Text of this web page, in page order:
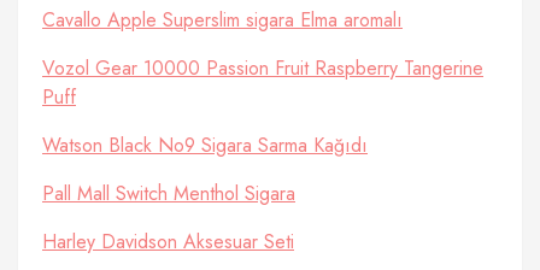
Cavallo Apple Superslim sigara Elma aromalı
Vozol Gear 10000 Passion Fruit Raspberry Tangerine
Puff
Watson Black No9 Sigara Sarma Kağıdı
Pall Mall Switch Menthol Sigara
Harley Davidson Aksesuar Seti